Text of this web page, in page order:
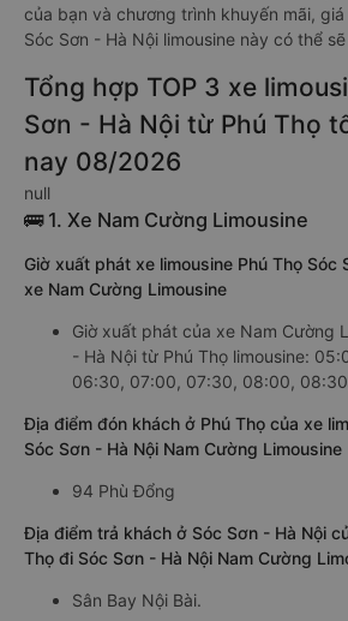
của bạn và chương trình khuyến mãi,
Sóc Sơn - Hà Nội limousine này có thể
Tổng hợp TOP 3 xe
Sơn - Hà Nội từ Phú Thọ
nay 08/2026
null
🚌 1. Xe Nam Cường Limousine
Giờ xuất phát xe limousine Phú Thọ Sóc
xe Nam Cường Limousine
Giờ xuất phát của xe Nam Cường
- Hà Nội từ Phú Thọ limousine:
06:30, 07:00, 07:30, 08:00,
Địa điểm đón khách ở Phú Thọ của xe
Sóc Sơn - Hà Nội Nam Cường Limousine
94 Phù Đổng
Địa điểm trả khách ở Sóc Sơn - Hà Nội
Thọ đi Sóc Sơn - Hà Nội Nam Cường
Sân Bay Nội Bài.